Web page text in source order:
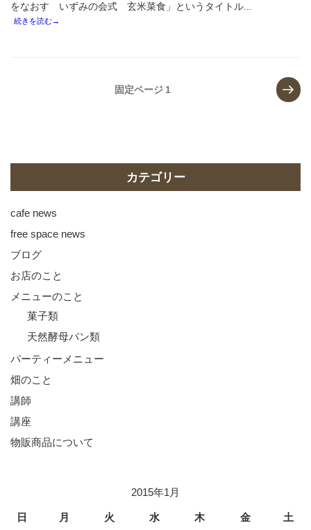
をなおす いずみの会式 玄米菜食」というタイトル...
続きを読む→
ゲ
ン
固定ページ1
次
の
カテゴリー
cafe news
free space news
ブログ
お店のこと
メニューのこと
菓子類
天然酵母パン類
パーティーメニュー
畑のこと
講師
講座
物販商品について
2015年1月
日 月 火 水 木 金 土